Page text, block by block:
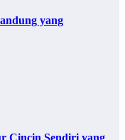
yang
Cincin Sendiri yang